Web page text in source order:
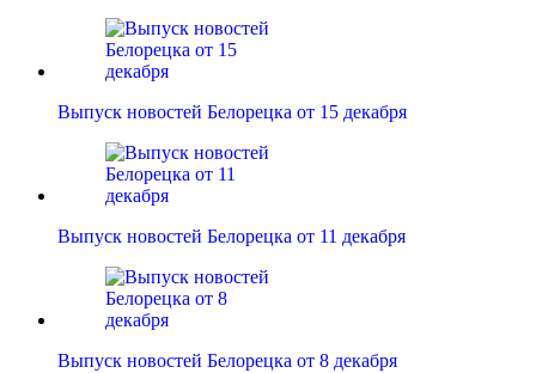
Выпуск новостей Белорецка от 15 декабря
Выпуск новостей Белорецка от 11 декабря
Выпуск новостей Белорецка от 8 декабря